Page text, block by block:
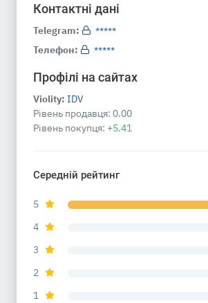
Контактні дані
Telegram:
*****
Телефон:
*****
Профілі на сайтах
Violity: IDV
Рівень продавця: 0.00
Рівень покупця: +5.41
Середній рейтинг
5
4
3
2
1